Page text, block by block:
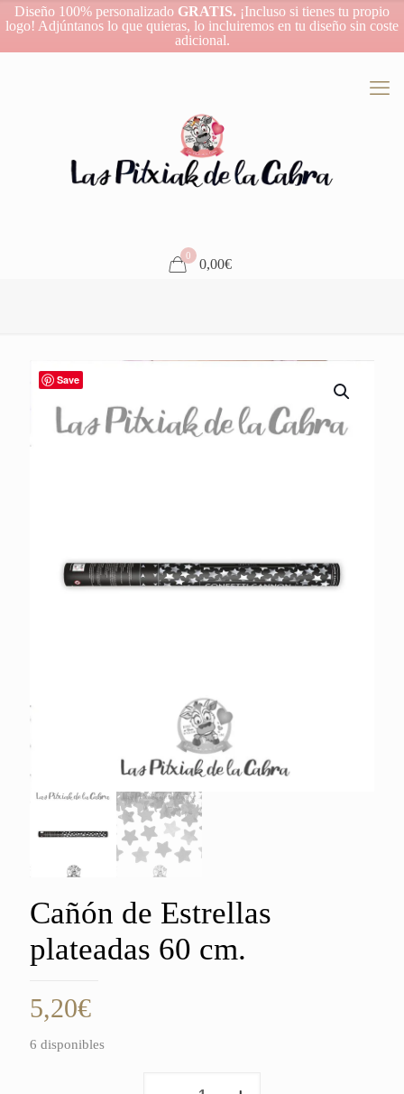
Diseño 100% personalizado GRATIS. ¡Incluso si tienes tu propio
logo! Adjúntanos lo que quieras, lo incluiremos en tu diseño sin coste
adicional.
0
0,00€
Save
Cañón de Estrellas
plateadas 60 cm.
5,20€
6 disponibles